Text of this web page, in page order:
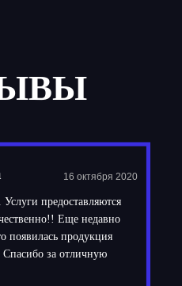
16 октября 2020
предоставляются
Еще недавно
появилась продукция
Спасибо за отличную